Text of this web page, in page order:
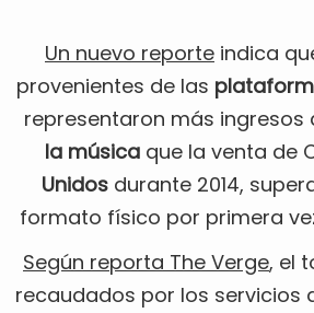
Un nuevo reporte indica
provenientes de las
representaron más ingresos
la música que la venta de
Unidos durante 2014,
formato físico por primera
Según reporta The Verge, el
recaudados por los servicios